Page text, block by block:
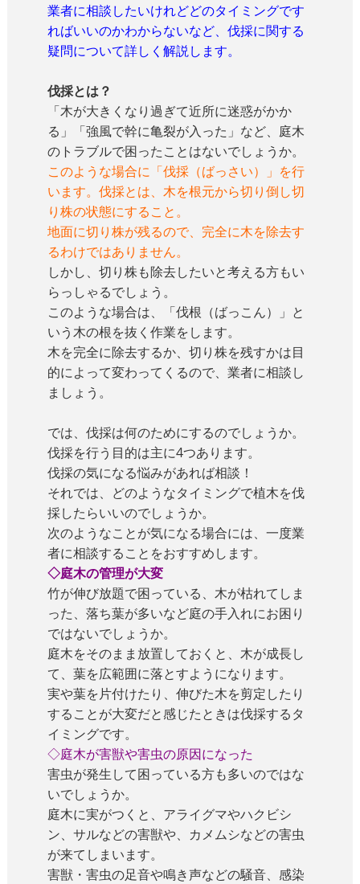
業者に相談したいけれどどのタイミングです
ればいいのかわからないなど、伐採に関する
疑問について詳しく解説します。
伐採とは？
「木が大きくなり過ぎて近所に迷惑がかか
る」「強風で幹に亀裂が入った」など、庭木
のトラブルで困ったことはないでしょうか。
このような場合に「伐採（ばっさい）」を行
います。伐採とは、木を根元から切り倒し切
り株の状態にすること。
地面に切り株が残るので、完全に木を除去す
るわけではありません。
しかし、切り株も除去したいと考える方もい
らっしゃるでしょう。
このような場合は、「伐根（ばっこん）」と
いう木の根を抜く作業をします。
木を完全に除去するか、切り株を残すかは目
的によって変わってくるので、業者に相談し
ましょう。
では、伐採は何のためにするのでしょうか。
伐採を行う目的は主に4つあります。
伐採の気になる悩みがあれば相談！
それでは、どのようなタイミングで植木を伐
採したらいいのでしょうか。
次のようなことが気になる場合には、一度業
者に相談することをおすすめします。
◇庭木の管理が大変
竹が伸び放題で困っている、木が枯れてしま
った、落ち葉が多いなど庭の手入れにお困り
ではないでしょうか。
庭木をそのまま放置しておくと、木が成長し
て、葉を広範囲に落とすようになります。
実や葉を片付けたり、伸びた木を剪定したり
することが大変だと感じたときは伐採するタ
イミングです。
◇庭木が害獣や害虫の原因になった
害虫が発生して困っている方も多いのではな
いでしょうか。
庭木に実がつくと、アライグマやハクビシ
ン、サルなどの害獣や、カメムシなどの害虫
が来てしまいます。
害獣・害虫の足音や鳴き声などの騒音、感染